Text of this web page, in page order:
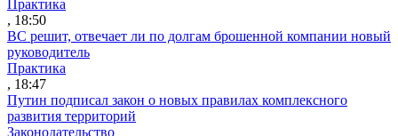
Практика
, 18:50
ВС решит, отвечает ли по долгам брошенной компании новый
руководитель
Практика
, 18:47
Путин подписал закон о новых правилах комплексного
развития территорий
Законодательство